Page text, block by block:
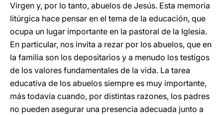
Virgen y, por lo tanto, abuelos de Jesús. Esta memoria
litúrgica hace pensar en el tema de la educación, que
ocupa un lugar importante en la pastoral de la Iglesia.
En particular, nos invita a rezar por los abuelos, que en
la familia son los depositarios y a menudo los testigos
de los valores fundamentales de la vida. La tarea
educativa de los abuelos siempre es muy importante,
más todavía cuando, por distintas razones, los padres
no pueden asegurar una presencia adecuada junto a